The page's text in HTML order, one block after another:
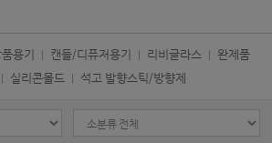
용기 캔들/디퓨저용기 리비글라스
완제품
실리콘몰드 석고 발향스틱/방향제